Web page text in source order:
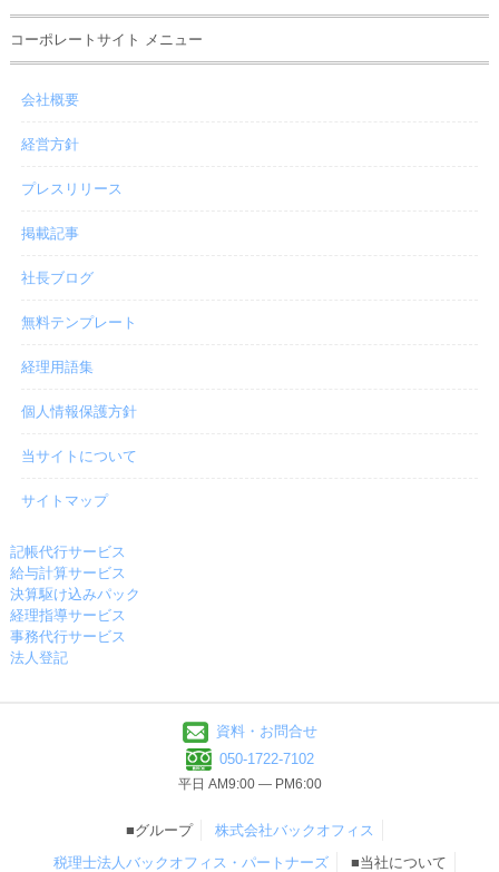
コーポレートサイト メニュー
会社概要
経営方針
プレスリリース
掲載記事
社長ブログ
無料テンプレート
経理用語集
個人情報保護方針
当サイトについて
サイトマップ
記帳代行サービス
給与計算サービス
決算駆け込みパック
経理指導サービス
事務代行サービス
法人登記
資料・お問合せ
050-1722-7102
平日 AM9:00 ― PM6:00
■グループ
株式会社バックオフィス
税理士法人バックオフィス・パートナーズ
■当社について